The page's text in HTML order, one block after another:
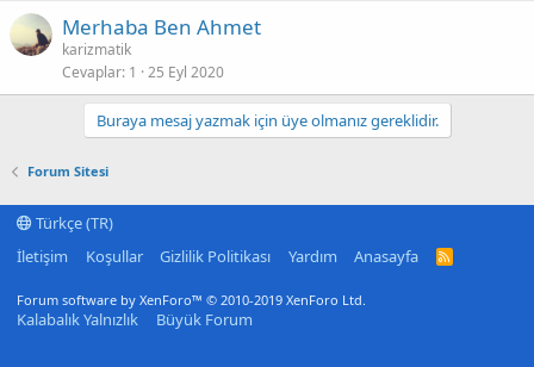
Merhaba Ben Ahmet
karizmatik
Cevaplar 1 25 Eyl 2020
Buraya mesaj yazmak için üye olmanız gereklidir.
Forum Sitesi
Türkçe (TR)
İletişim
Koşullar Gizlilik Politikası Yardım Anasayfa
R
Forum software by XenForo™ © 2010-2019 XenForo Ltd.
Kalabalık Yalnızlık Büyük Forum